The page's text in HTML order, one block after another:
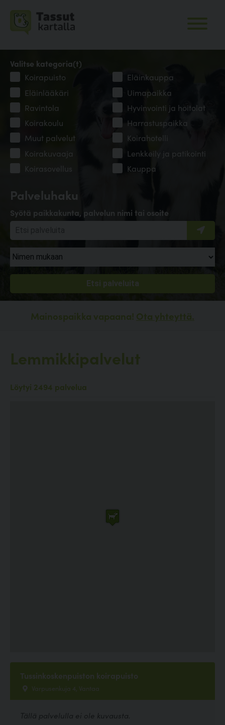
Palveluhaku
Syötä paikkakunta, palvelun nimi tai osoite
Valitse kategoria(t)
Koirapuisto
Eläinkauppa
Eläinlääkäri
Uimapaikka
Ravintola
Hyvinvointi ja hoitolat
Koirakoulu
Harrastuspaikka
Muut palvelut
Koirahotelli
Koirakuvaaja
Lenkkeily ja patikointi
Koirasovellus
Kauppa
Mainospaikka vapaana! Ota yhteyttä.
Lemmikkipalvelut
Löytyi 2494 palvelua
Tussinkoskenpuiston koirapuisto
Varpusenkuja 4, Vantaa
Tällä palvelulla ei ole kuvausta.